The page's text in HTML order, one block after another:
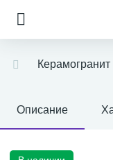
Описание